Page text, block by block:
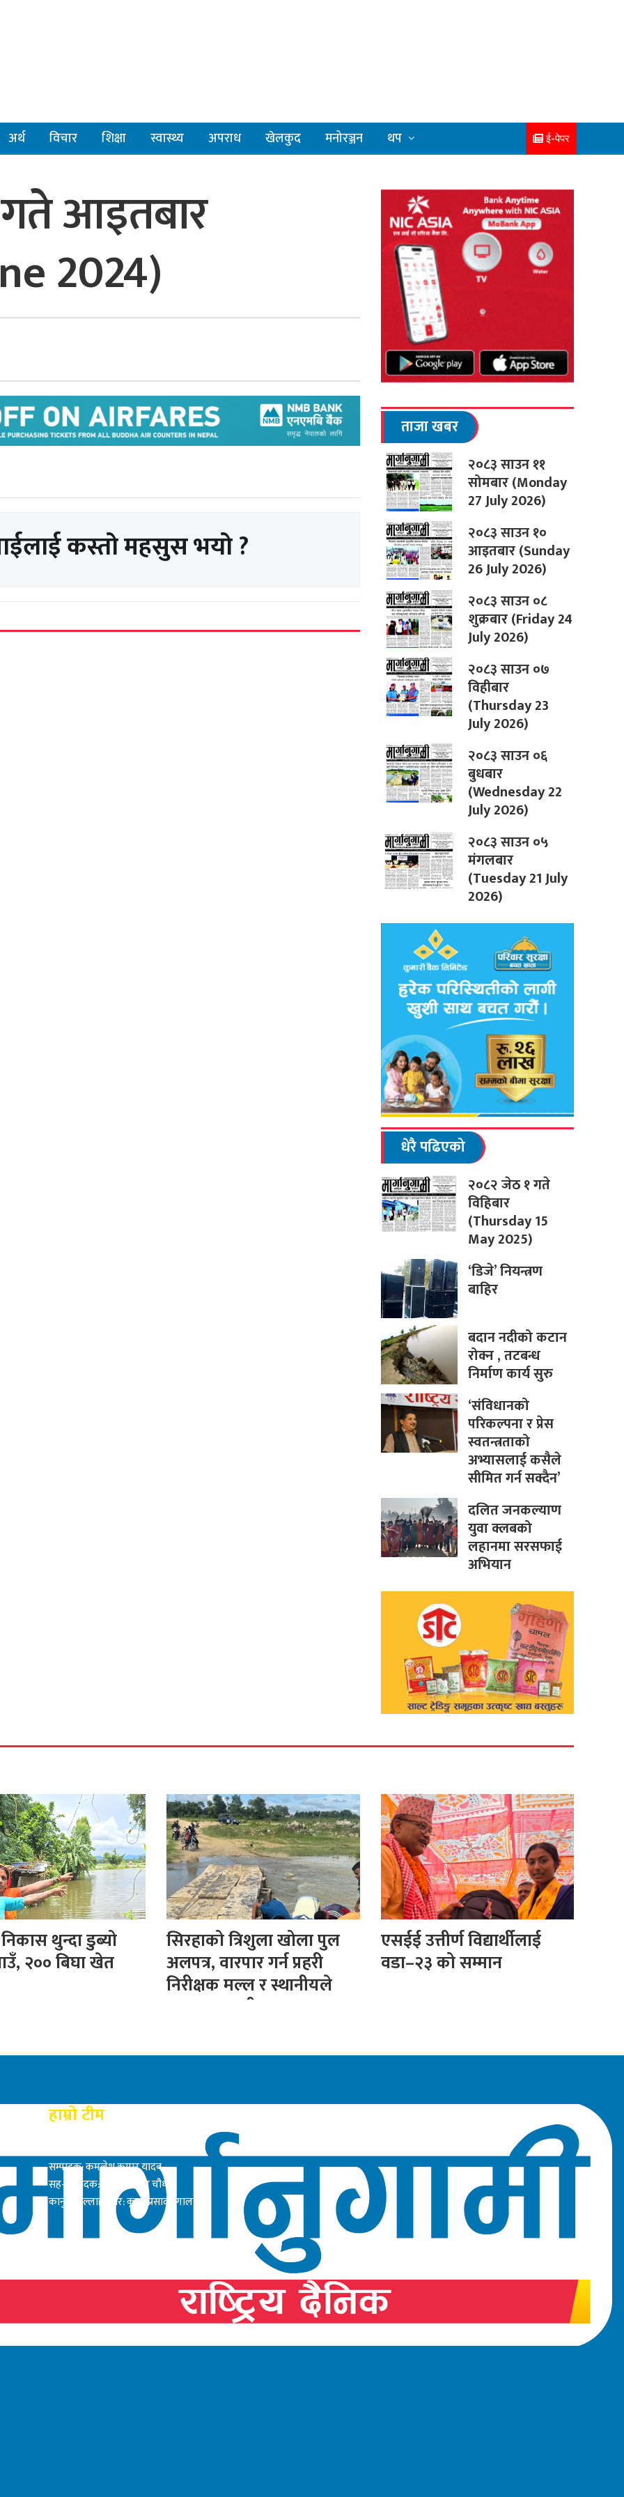
अर्थ विचार शिक्षा स्वास्थ्य अपराध खेलकुद मनोरञ्जन थप ई-पेपर
आइतबार
2024)
कस्तो महसुस भयो ?
ताजा खबर
२०८३ साउन ११
सोमबार (Monday
27 July 2026)
२०८३ साउन १०
आइतबार (Sunday
26 July 2026)
२०८३ साउन ०८
शुक्रबार (Friday 24
July 2026)
२०८३ साउन ०७
विहीबार
(Thursday 23
July 2026)
२०८३ साउन ०६
बुधबार
(Wednesday 22
July 2026)
२०८३ साउन ०५
मंगलबार
(Tuesday 21 July
2026)
धेरै पढिएको
२०८२ जेठ १ गते
विहिबार
(Thursday 15
May 2025)
‘डिजे’ नियन्त्रण
बाहिर
बदान नदीको कटान
रोक्न , तटबन्ध
निर्माण कार्य सुरु
‘संविधानको
परिकल्पना र प्रेस
स्वतन्त्रताको
अभ्यासलाई कसैले
सीमित गर्न सक्दैन’
दलित जनकल्याण
युवा क्लबको
लहानमा सरसफाई
अभियान
थुन्दा डुब्यो
२०० बिघा खेत
सिरहाको त्रिशुला खोला पुल
अलपत्र, वारपार गर्न प्रहरी
निरीक्षक मल्ल र स्थानीयले
बनाए अस्थायी पुल
एसईई उत्तीर्ण विद्यार्थीलाई
वडा–२३ को सम्मान
हाम्रो टीम
सम्पादक: कमलेश कुमार यादव
सह-सम्पादक: सत्य नारायण चौधरी
कानुनी सल्लाहाकार: कृष्ण प्रसाद दंगाल